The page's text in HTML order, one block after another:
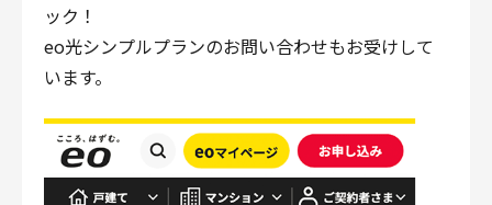
ック！
eo光シンプルプランのお問い合わせもお受けして
います。